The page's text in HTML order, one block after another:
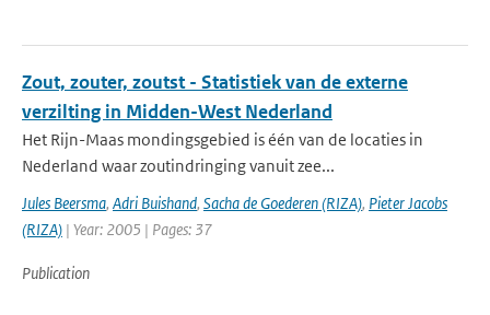
Zout, zouter, zoutst - Statistiek van de externe
verzilting in Midden-West Nederland
Het Rijn-Maas mondingsgebied is één van de locaties in
Nederland waar zoutindringing vanuit zee...
Jules Beersma, Adri Buishand, Sacha de Goederen (RIZA), Pieter Jacobs
(RIZA) | Year: 2005 | Pages: 37
Publication